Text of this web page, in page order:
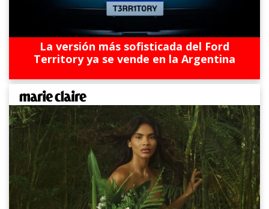
La versión más sofisticada del Ford
Territory ya se vende en la Argentina